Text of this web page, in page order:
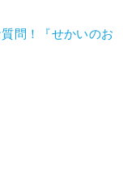
質問！『せかいのお